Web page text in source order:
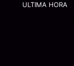
ULTIMA HORA